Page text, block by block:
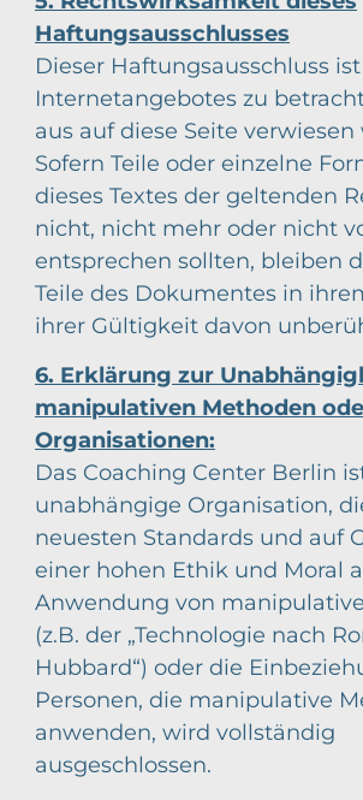
Haftungsausschlusses
Dieser Haftungsausschluss
Internetangebotes zu
aus auf diese Seite verwiesen
Sofern Teile oder einzelne
dieses Textes der geltenden
nicht, nicht mehr oder nicht
entsprechen sollten, bleiben
Teile des Dokumentes in
ihrer Gültigkeit davon
6. Erklärung zur
manipulativen Methoden
Organisationen:
Das Coaching Center Berlin
unabhängige Organisation,
neuesten Standards und auf
einer hohen Ethik und Moral
Anwendung von
(z.B. der „Technologie nach
Hubbard“) oder die
Personen, die manipulative
anwenden, wird vollständig
ausgeschlossen.